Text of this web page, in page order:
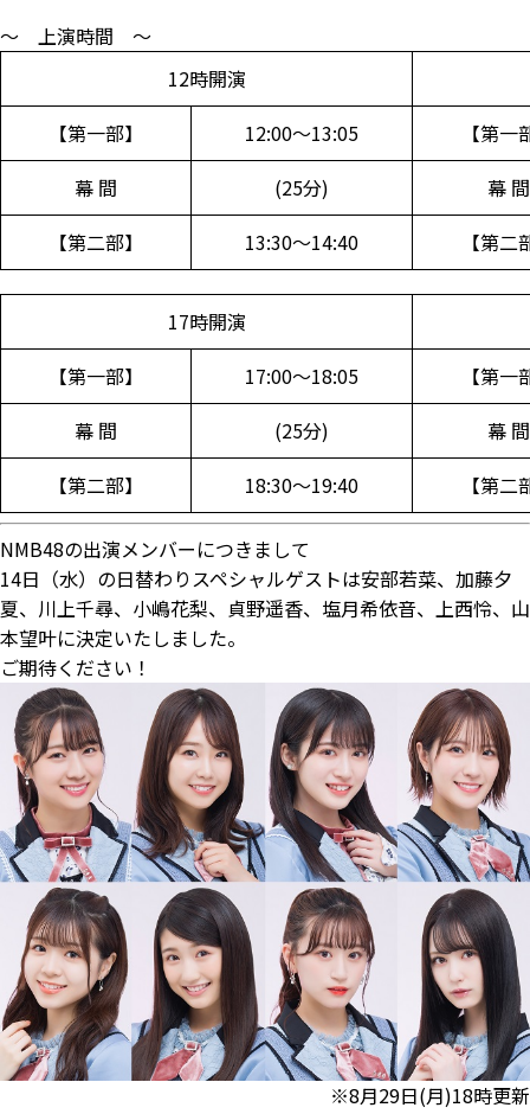
～ 上演時間 ～
12時開演
【第一部】
12:00～13:05
【第一
幕 間
(25分)
幕 間
【第二部】
13:30～14:40 【第二
17時開演
【第一部】
17:00～18:05
【第一
幕 間
(25分)
幕 間
【第二部】
18:30～19:40 【第二
NMB48の出演メンバーにつきまして
14日（水）の日替わりスペシャルゲストは安部若菜、加藤夕
夏、川上千尋、小嶋花梨、貞野遥香、塩月希依音、上西怜、山
本望叶に決定いたしました。
ご期待ください！
※8月29日(月)18時更新